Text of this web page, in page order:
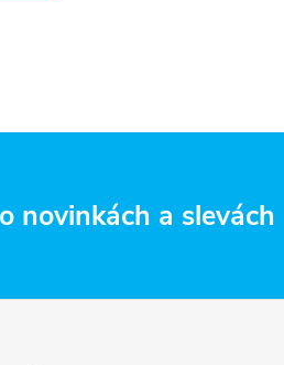
novinkách a slevách